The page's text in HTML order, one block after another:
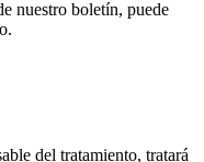
nuestro boletín, puede
del tratamiento, tratará